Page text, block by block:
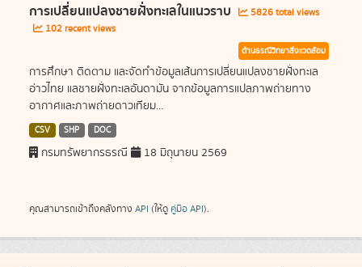
การเปลี่ยนแปลงชายฝั่งทะเลในแนวราบ
5826 total views
102 recent views
ด้านธรณีวิทยาสิ่งแวดล้อม
การศึกษา ติดตาม และจัดทำข้อมูลเส้นการเปลี่ยนแปลงชายฝั่งทะเล
อ่าวไทย แลชายฝั่งทะเลอันดามัน จากข้อมูลการแปลภาพถ่ายทาง
อากาศและภาพถ่ายดาวเทียม...
CSV SHP DOC
กรมทรัพยากรธรณี 18 มิถุนายน 2569
คุณสามารถเข้าถึงคลังทาง API (ให้ดู คู่มือ API).